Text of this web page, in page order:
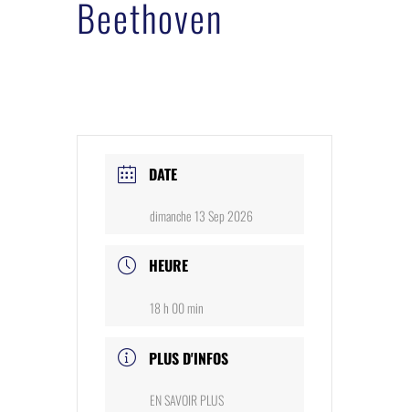
Beethoven
DATE
dimanche 13 Sep 2026
HEURE
18 h 00 min
PLUS D'INFOS
EN SAVOIR PLUS